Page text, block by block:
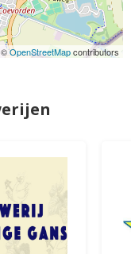
©OpenStreetMapcontributors